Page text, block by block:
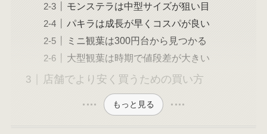
モンステラは中型サイズが狙い目
パキラは成長が早くコスパが良い
ミニ観葉は300円台から見つかる
大型観葉は時期で値段差が大きい
店舗でより安く買うための買い方
もっと見る